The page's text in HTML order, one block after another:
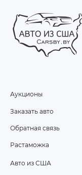
MENU
Аукционы
Заказать авто
Обратная связь
Растаможка
Авто из США